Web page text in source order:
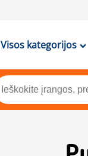
Visos kategorijos